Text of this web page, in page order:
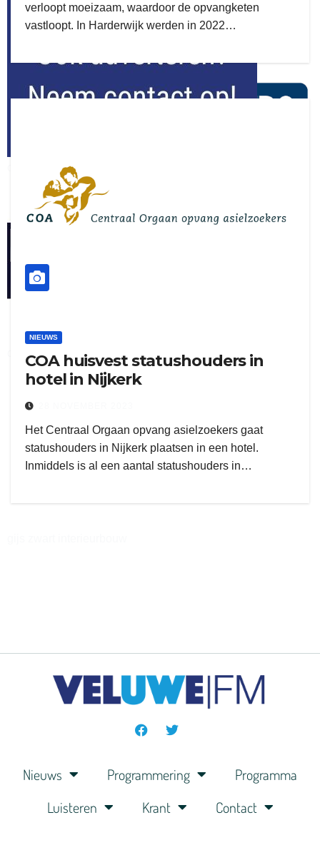
ook adverteren
duo montage
verloopt moeizaam, waardoor de opvangketen
vastloopt. In Harderwijk werden in 2022…
NIEUWS
COA huisvest statushouders in
hotel in Nijkerk
Het Centraal Orgaan opvang asielzoekers gaat
statushouders in Nijkerk plaatsen in een hotel.
Inmiddels is al een aantal statushouders in…
Nieuws Programmering
Programma
Luisteren
Krant Contact